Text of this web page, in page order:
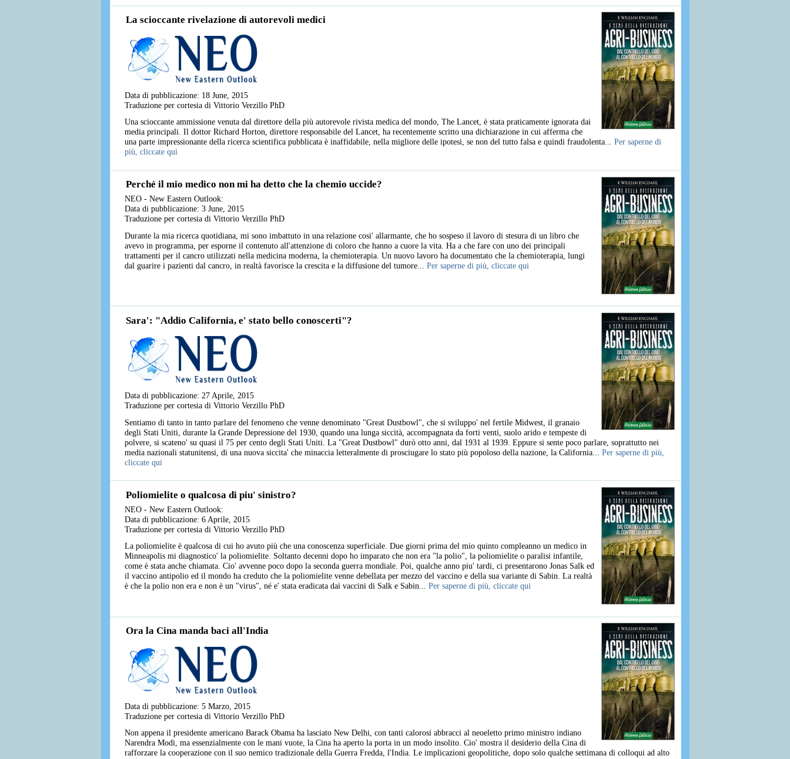
La scioccante rivelazione di autorevoli medici
Data di pubblicazione: 18 June, 2015
Traduzione per cortesia di Vittorio Verzillo PhD
Una scioccante ammissione venuta dal direttore della più autorevole rivista medica del mondo, The Lancet, è stata praticamente ignorata dai
media principali. Il dottor Richard Horton, direttore responsabile del Lancet, ha recentemente scritto una dichiarazione in cui afferma che
una parte impressionante della ricerca scientifica pubblicata è inaffidabile, nella migliore delle ipotesi, se non del tutto falsa e quindi fraudolenta... Per saperne di
più, cliccate qui
Perché il mio medico non mi ha detto che la chemio uccide?
NEO - New Eastern Outlook:
Data di pubblicazione: 3 June, 2015
Traduzione per cortesia di Vittorio Verzillo PhD
Durante la mia ricerca quotidiana, mi sono imbattuto in una relazione cosi' allarmante, che ho sospeso il lavoro di stesura di un libro che
avevo in programma, per esporne il contenuto all'attenzione di coloro che hanno a cuore la vita. Ha a che fare con uno dei principali
trattamenti per il cancro utilizzati nella medicina moderna, la chemioterapia. Un nuovo lavoro ha documentato che la chemioterapia, lungi
dal guarire i pazienti dal cancro, in realtà favorisce la crescita e la diffusione del tumore... Per saperne di più, cliccate qui
Sara': "Addio California, e' stato bello conoscerti"?
Data di pubblicazione: 27 Aprile, 2015
Traduzione per cortesia di Vittorio Verzillo PhD
Sentiamo di tanto in tanto parlare del fenomeno che venne denominato "Great Dustbowl", che si sviluppo' nel fertile Midwest, il granaio
degli Stati Uniti, durante la Grande Depressione del 1930, quando una lunga siccità, accompagnata da forti venti, suolo arido e tempeste di
polvere, si scateno' su quasi il 75 per cento degli Stati Uniti. La "Great Dustbowl" durò otto anni, dal 1931 al 1939. Eppure si sente poco parlare, soprattutto nei
media nazionali statunitensi, di una nuova siccita' che minaccia letteralmente di prosciugare lo stato più popoloso della nazione, la California... Per saperne di più,
cliccate qui
Poliomielite o qualcosa di piu' sinistro?
NEO - New Eastern Outlook:
Data di pubblicazione: 6 Aprile, 2015
Traduzione per cortesia di Vittorio Verzillo PhD
La poliomielite è qualcosa di cui ho avuto più che una conoscenza superficiale. Due giorni prima del mio quinto compleanno un medico in
Minneapolis mi diagnostico' la poliomielite. Soltanto decenni dopo ho imparato che non era "la polio", la poliomielite o paralisi infantile,
come è stata anche chiamata. Cio' avvenne poco dopo la seconda guerra mondiale. Poi, qualche anno piu' tardi, ci presentarono Jonas Salk ed
il vaccino antipolio ed il mondo ha creduto che la poliomielite venne debellata per mezzo del vaccino e della sua variante di Sabin. La realtà
è che la polio non era e non è un "virus", né e' stata eradicata dai vaccini di Salk e Sabin... Per saperne di più, cliccate qui
Ora la Cina manda baci all'India
Data di pubblicazione: 5 Marzo, 2015
Traduzione per cortesia di Vittorio Verzillo PhD
Non appena il presidente americano Barack Obama ha lasciato New Delhi, con tanti calorosi abbracci al neoeletto primo ministro indiano
Narendra Modi, ma essenzialmente con le mani vuote, la Cina ha aperto la porta in un modo insolito. Cio' mostra il desiderio della Cina di
rafforzare la cooperazione con il suo nemico tradizionale della Guerra Fredda, l'India. Le implicazioni geopolitiche, dopo solo qualche settimana di colloqui ad alto